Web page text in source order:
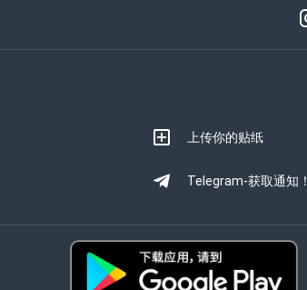
上传你的贴纸
Telegram-获取通知！